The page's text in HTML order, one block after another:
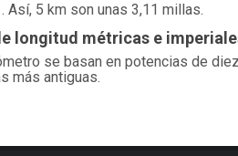
5 km son unas 3,11 millas.
longitud métricas e
se basan en potencias de
más antiguas.